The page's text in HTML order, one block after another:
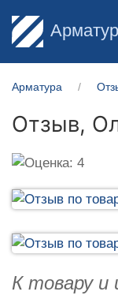
Арматура
Отзыв,
К товару и